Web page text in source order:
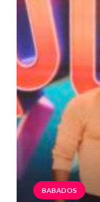
BABADOS